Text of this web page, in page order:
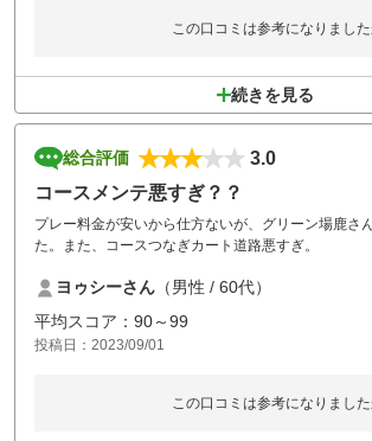
この口コミは参考になりました
続きを見る
総合評価
3.0
コースメンテ悪すぎ？？
プレー料金が安いから仕方ないが、グリーン場鹿さ
た。また、コースつなぎカート道路悪すぎ。
ヨゥシーさん （男性 / 60代）
平均スコア：90～99
投稿日：2023/09/01
この口コミは参考になりました